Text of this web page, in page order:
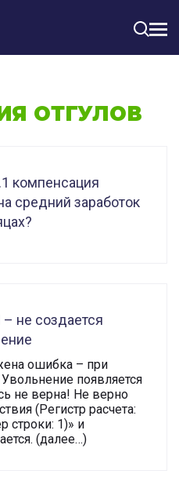
ОТГУЛОВ
компенсация
средний заработок
не создается
ошибка – при
появляется
не верна! Не верно
(Регистр расчета:
строки: 1)» и
(далее…)